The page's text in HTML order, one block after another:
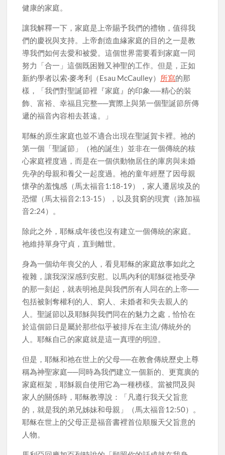
健康的家庭。
讓我解釋一下，家庭是上帝賜予我們的禮物，值得我
們的慶祝與支持。上帝創造血緣家庭的目的之一是教
導我們如何去愛和被愛。這個世界需要看到家庭一同
努力「合一」這個既困難又神聖的工作。但是，正如
新約學者以索·麥考利（Esau McCaulley） 所寫的那
樣，「我們對聖誕節裡『家庭』的印象──精心的裝
飾、富裕、幸福且完整──實際上與第一個聖誕節所傳
遞的福音內容相去甚遠。」
耶稣的原生家庭也並不適合出現在聖誕賀卡裡。祂的
第一個「聖誕節」（祂的誕生）並非在一個傳統的核
心家庭裡度過，而是在一個供動物居住的庫房與未婚
先孕的母親和養父一起度過。祂的童年經歷了因母親
懷孕的羞愧感（馬太福音1:18-19），家人遷居埃及的
恐懼（馬太福音2:13-15），以及貧窮的現實（路加福
音2:24）。
除此之外，耶稣成年後也沒有建立一個傳統的家庭。
祂維持單身守貞，直到離世。
身為一個幼年喪父的人，看見耶稣的家庭故事如此之
複雜，讓我深深感到安慰。以馬內利的耶穌從祂受孕
的那一刻起，就表明祂是與我們所有人同在的上帝──
包括被剝奪權利的人、窮人、未婚者和失去親人的
人。聖誕節以及耶穌與我們同在的魅力之處，恰恰在
於這個節日是屬於那些似乎被排斥在主流/傳統外的
人。耶稣自己的家庭就是這一真理的明證。
但是，耶稣和祂在世上的父母──在教會傳統歷史上尊
稱為神聖家庭──同時為我們建立一個新的、更寬廣的
家庭框架，耶穌親自使用它為一種榜樣。當被問及與
家人的關係時，耶稣教導說：「凡遵行我天父旨意
的，就是我的弟兄姊妹和母親」（馬太福音12:50）。
耶稣在世上的父母正是福音書裡首位順服天父旨意的
人物。